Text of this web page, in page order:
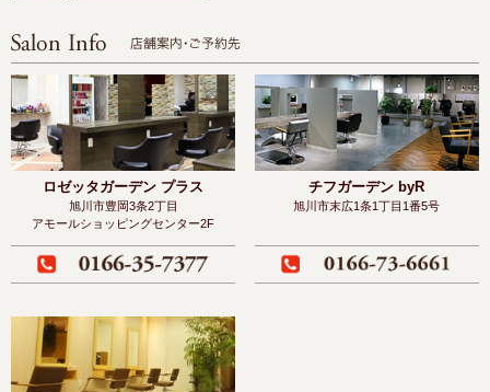
ロゼッタガーデン プラス
旭川市豊岡3条2丁目
アモールショッピングセンター2F
チフガーデン byR
旭川市末広1条1丁目1番5号